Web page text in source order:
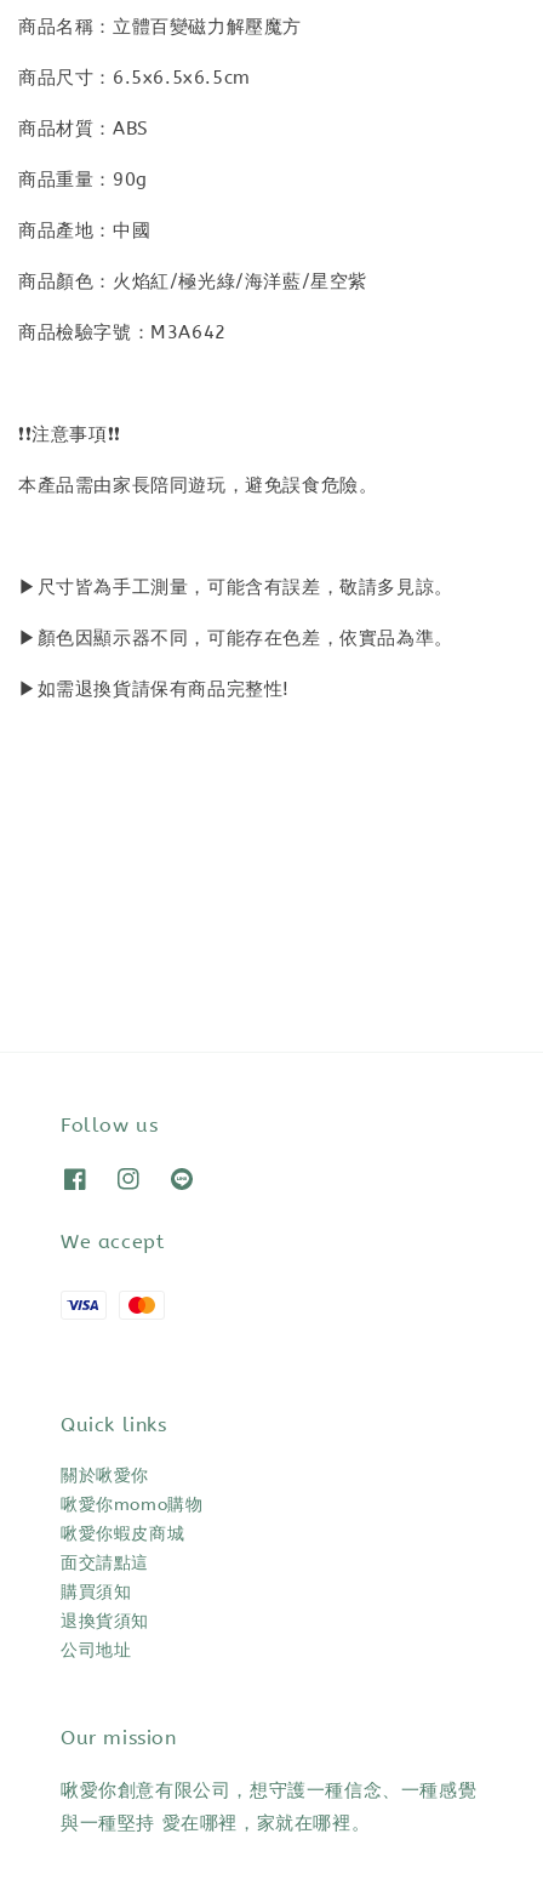
商品名稱：立體百變磁力解壓魔方
商品尺寸：6.5x6.5x6.5cm
商品材質：ABS
商品重量：90g
商品產地：中國
商品顏色：火焰紅/極光綠/海洋藍/星空紫
商品檢驗字號：M3A642
❗❗注意事項❗❗
本產品需由家長陪同遊玩，避免誤食危險。
▶尺寸皆為手工測量，可能含有誤差，敬請多見諒。
▶顏色因顯示器不同，可能存在色差，依實品為準。
▶如需退換貨請保有商品完整性!
Follow us
We accept
Quick links
關於啾愛你
啾愛你momo購物
啾愛你蝦皮商城
面交請點這
購買須知
退換貨須知
公司地址
Our mission
啾愛你創意有限公司，想守護一種信念、一種感覺
與一種堅持 愛在哪裡，家就在哪裡。